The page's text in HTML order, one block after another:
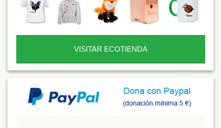
VISITAR ECOTIENDA